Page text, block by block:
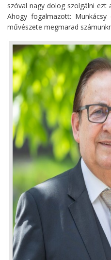
szóval nagy dolog szolgálni
Ahogy fogalmazott:
művészete megmarad